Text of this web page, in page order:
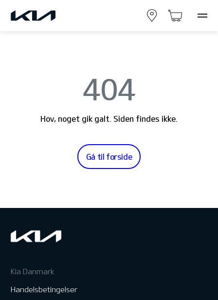
404
Hov, noget gik galt. Siden findes ikke.
Gå til forside
Kia Danmark
Handelsbetingelser